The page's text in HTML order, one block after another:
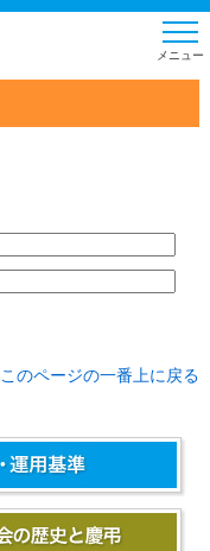
このページの一番上に戻る